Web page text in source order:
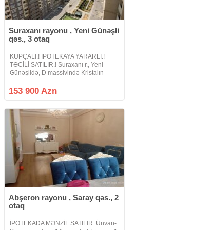
Suraxanı rayonu , Yeni Günəşli
qəs., 3 otaq
KUPÇALI.! IPOTEKAYA YARARLI.!
TƏCİLİ SATILIR.! Suraxanı r., Yeni
Günəşlidə, D massivində Kristalın
yeni tikili 18 mərtəbəli binanın 14-cü
153 900 Azn
Abşeron rayonu , Saray qəs., 2
otaq
İPOTEKADA MƏNZİL SATILIR. Ünvan-